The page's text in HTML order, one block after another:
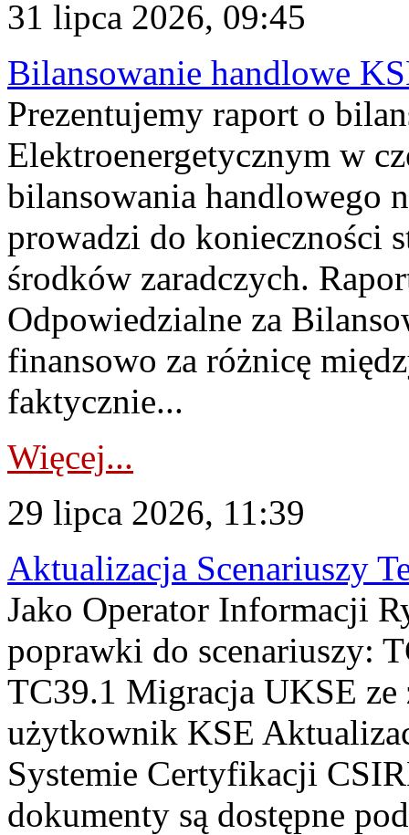
31 lipca 2026, 09:45
Bilansowanie handlowe
Prezentujemy raport o
Elektroenergetycznym w
bilansowania handlowego
prowadzi do konieczności
środków zaradczych.
Odpowiedzialne za
finansowo za różnicę
faktycznie...
Więcej...
29 lipca 2026, 11:39
Aktualizacja Scenariuszy
Jako Operator Informacji
poprawki do scenariuszy:
TC39.1 Migracja UKSE
użytkownik KSE
Systemie Certyfikacji
dokumenty są dostępne